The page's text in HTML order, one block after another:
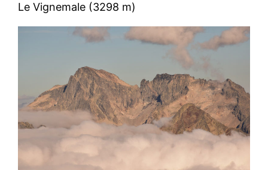
Le Vignemale (3298 m)